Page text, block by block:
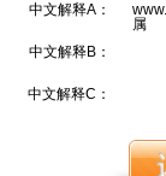
中文解释A：
属
中文解释B：
中文解释C：